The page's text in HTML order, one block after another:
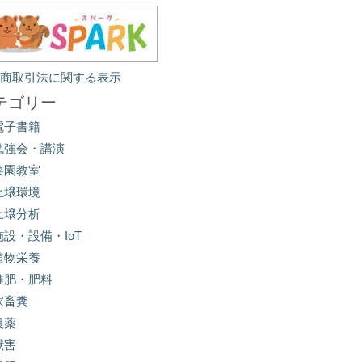
取引法に関する表示
ゴリー
子書籍
強会・講演
園教室
壌環境
壌分析
設・設備・IoT
物栄養
肥・肥料
畜糞
薬
害